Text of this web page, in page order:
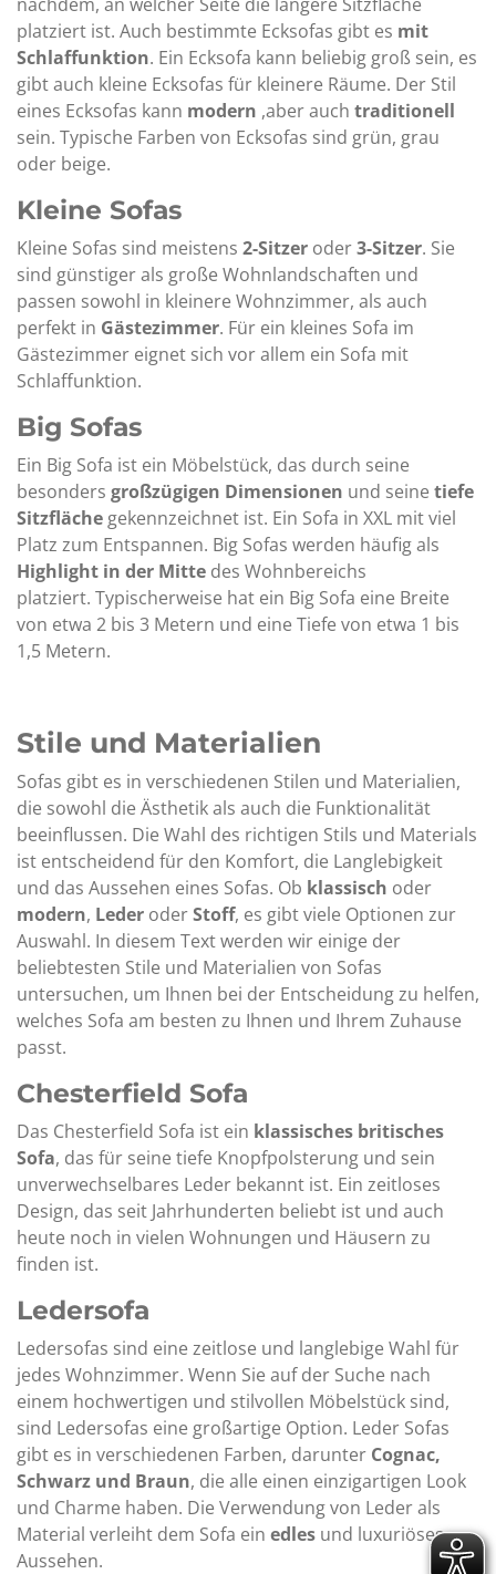
platziert ist. Auch bestimmte Ecksofas gibt es mit
Schlaffunktion. Ein Ecksofa kann beliebig groß sein, es
gibt auch kleine Ecksofas für kleinere Räume. Der Stil
eines Ecksofas kann modern ,aber auch traditionell
sein. Typische Farben von Ecksofas sind grün, grau
oder beige.
Kleine Sofas
Kleine Sofas sind meistens 2-Sitzer oder3-Sitzer. Sie
sind günstiger als große Wohnlandschaften und
passen sowohl in kleinere Wohnzimmer, als auch
perfekt in Gästezimmer. Für ein kleines Sofa im
Gästezimmer eignet sich vor allem ein Sofa mit
Schlaffunktion.
Big Sofas
Ein Big Sofa ist ein Möbelstück, das durch seine
besonders großzügigen Dimensionen und seine tiefe
Sitzfläche gekennzeichnet ist. Ein Sofa in XXL mit viel
Platz zum Entspannen. Big Sofas werden häufig als
Highlight in der Mitte des Wohnbereichs
platziert. Typischerweise hat ein Big Sofa eine Breite
von etwa 2 bis 3 Metern und eine Tiefe von etwa 1 bis
1,5 Metern.
Stile und Materialien
Sofas gibt es in verschiedenen Stilen und Materialien,
die sowohl die Ästhetik als auch die Funktionalität
beeinflussen. Die Wahl des richtigen Stils und Materials
ist entscheidend für den Komfort, die Langlebigkeit
und das Aussehen eines Sofas. Ob klassisch oder
modern, Leder oderStoff, es gibt viele Optionen zur
Auswahl. In diesem Text werden wir einige der
beliebtesten Stile und Materialien von Sofas
untersuchen, um Ihnen bei der Entscheidung zu helfen,
welches Sofa am besten zu Ihnen und Ihrem Zuhause
passt.
Chesterfield Sofa
Das Chesterfield Sofa ist ein klassisches britisches
Sofa, das für seine tiefe Knopfpolsterung und sein
unverwechselbares Leder bekannt ist. Ein zeitloses
Design, das seit Jahrhunderten beliebt ist und auch
heute noch in vielen Wohnungen und Häusern zu
finden ist.
Ledersofa
Ledersofas sind eine zeitlose und langlebige Wahl für
jedes Wohnzimmer. Wenn Sie auf der Suche nach
einem hochwertigen und stilvollen Möbelstück sind,
sind Ledersofas eine großartige Option. Leder Sofas
gibt es in verschiedenen Farben, darunter Cognac,
Schwarz und Braun, die alle einen einzigartigen Look
und Charme haben. Die Verwendung von Leder als
Material verleiht dem Sofa ein edles und luxuriöses
Aussehen.